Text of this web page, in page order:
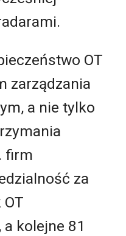
OT
zarządzania
a nie tylko
firm
za
a kolejne 81